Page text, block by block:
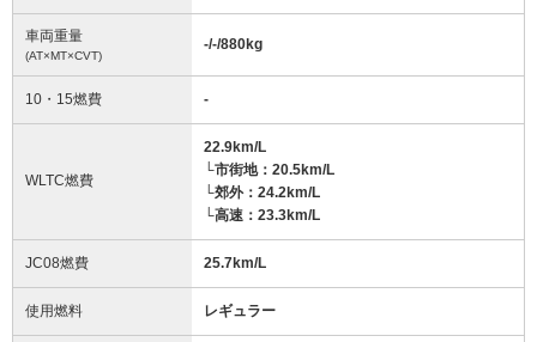
車両重量
(AT×MT×CVT)
-/-/880kg
10・15燃費 -
WLTC燃費
22.9km/L
└市街地：20.5km/L
└郊外：24.2km/L
└高速：23.3km/L
JC08燃費 25.7km/L
使用燃料 レギュラー